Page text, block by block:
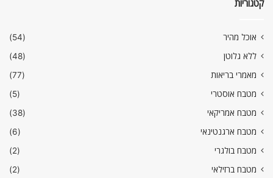
קטגוריות
אוכל מהיר
(54)
ללא גלוטן
(48)
מאמרי בריאות
(77)
מטבח אוסטרי
(5)
מטבח אמריקאי
(38)
מטבח ארגנטינאי
(6)
מטבח בולגרי
(2)
מטבח ברזילאי
(2)